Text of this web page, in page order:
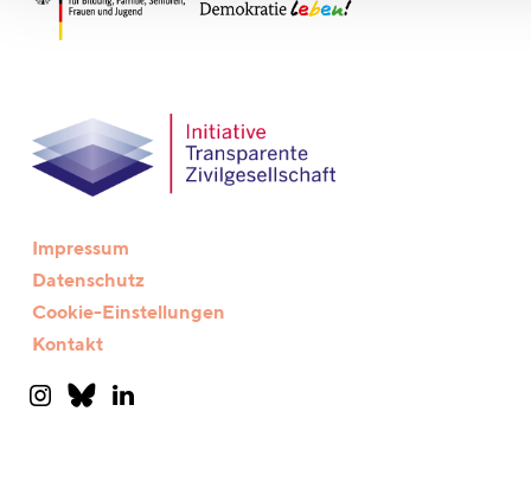
Impressum
Datenschutz
Cookie-Einstellungen
Kontakt